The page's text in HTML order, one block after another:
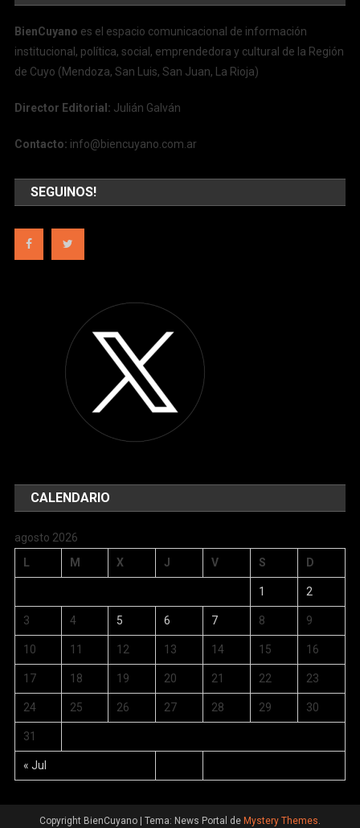
BienCuyano es el espacio comunicacional de información
institucional, política, social, emprendedora y cultural de la Región
de Cuyo (Mendoza, San Luis, San Juan, La Rioja)
Director Editorial: Julián Galván
Contacto: info@biencuyano.com.ar
SEGUINOS!
CALENDARIO
agosto 2026
L
M X J V S D
« Jul
1 2
3 4 5 6 7 8 9
10 11 12 13 14 15 16
17 18 19 20 21 22 23
24 25 26 27 28 29 30
31
Copyright BienCuyano | Tema: News Portal de Mystery Themes